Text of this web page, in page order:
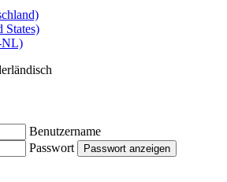
Benutzername
Passwort
Passwort anzeigen